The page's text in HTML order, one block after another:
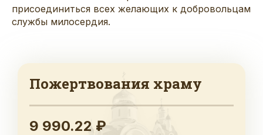
присоединиться всех желающих к добровольцам
службы милосердия.
Пожертвования храму
9 990.22 ₽